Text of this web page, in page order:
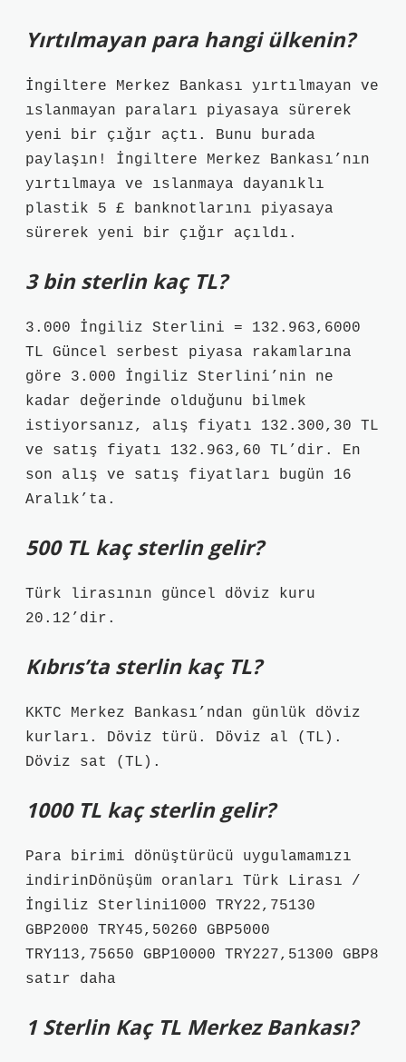
Yırtılmayan para hangi ülkenin?
İngiltere Merkez Bankası yırtılmayan ve
ıslanmayan paraları piyasaya sürerek
yeni bir çığır açtı. Bunu burada
paylaşın! İngiltere Merkez Bankası’nın
yırtılmaya ve ıslanmaya dayanıklı
plastik 5 £ banknotlarını piyasaya
sürerek yeni bir çığır açıldı.
3 bin sterlin kaç TL?
3.000 İngiliz Sterlini = 132.963,6000
TL Güncel serbest piyasa rakamlarına
göre 3.000 İngiliz Sterlini’nin ne
kadar değerinde olduğunu bilmek
istiyorsanız, alış fiyatı 132.300,30 TL
ve satış fiyatı 132.963,60 TL’dir. En
son alış ve satış fiyatları bugün 16
Aralık’ta.
500 TL kaç sterlin gelir?
Türk lirasının güncel döviz kuru
20.12’dir.
Kıbrıs’ta sterlin kaç TL?
KKTC Merkez Bankası’ndan günlük döviz
kurları. Döviz türü. Döviz al (TL).
Döviz sat (TL).
1000 TL kaç sterlin gelir?
Para birimi dönüştürücü uygulamamızı
indirinDönüşüm oranları Türk Lirası /
İngiliz Sterlini1000 TRY22,75130
GBP2000 TRY45,50260 GBP5000
TRY113,75650 GBP10000 TRY227,51300 GBP8
satır daha
1 Sterlin Kaç TL Merkez Bankası?